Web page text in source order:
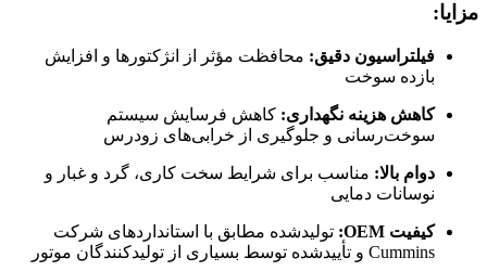
مزایا:
فیلتراسیون دقیق: محافظت مؤثر از انژکتورها و افزایش
بازده سوخت
کاهش هزینه نگهداری: کاهش فرسایش سیستم
سوخت‌رسانی و جلوگیری از خرابی‌های زودرس
دوام بالا: مناسب برای شرایط سخت کاری، گرد و غبار و
نوسانات دمایی
کیفیت OEM:
تولیدشده مطابق با استانداردهای شرکت
Cummins و تأییدشده توسط بسیاری از تولیدکنندگان موتور